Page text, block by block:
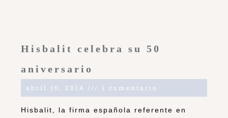
Hisbalit celebra su 50
aniversario
abril 10, 2014 1 comentario
Hisbalit, la firma española referente en